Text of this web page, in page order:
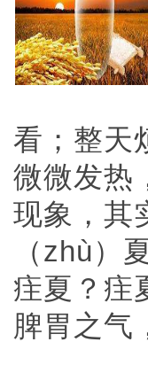
看；整天
微微发热
现象，其
（zhù）
疰夏？疰
脾胃之气